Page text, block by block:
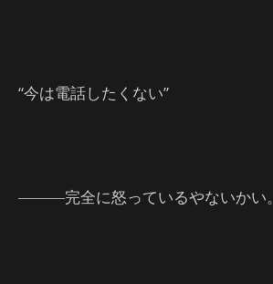
“今は電話したくない”
―――完全に怒っているやないかい。